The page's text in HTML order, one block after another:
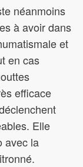
néanmoins
à avoir dans
et
en cas
efficace
Elle
avec la